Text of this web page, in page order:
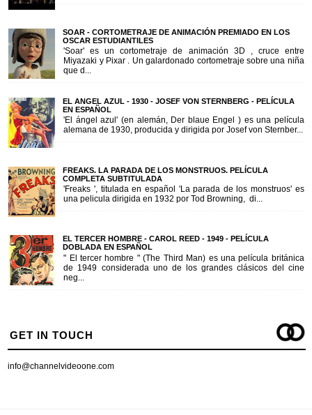
SOAR - CORTOMETRAJE DE ANIMACIÓN PREMIADO EN LOS
OSCAR ESTUDIANTILES
'Soar' es un cortometraje de animación 3D , cruce entre
Miyazaki y Pixar . Un galardonado cortometraje sobre una niña
que d...
EL ANGEL AZUL - 1930 - JOSEF VON STERNBERG - PELÍCULA
EN ESPAÑOL
'El ángel azul' (en alemán, Der blaue Engel ) es una película
alemana de 1930, producida y dirigida por Josef von Sternber...
FREAKS. LA PARADA DE LOS MONSTRUOS. PELÍCULA
COMPLETA SUBTITULADA
'Freaks ', titulada en español 'La parada de los monstruos' es
una pelicula dirigida en 1932 por Tod Browning, di...
EL TERCER HOMBRE - CAROL REED - 1949 - PELÍCULA
DOBLADA EN ESPAÑOL
" El tercer hombre " (The Third Man) es una película británica
de 1949 considerada uno de los grandes clásicos del cine
neg...
GET IN TOUCH
info@channelvideoone.com